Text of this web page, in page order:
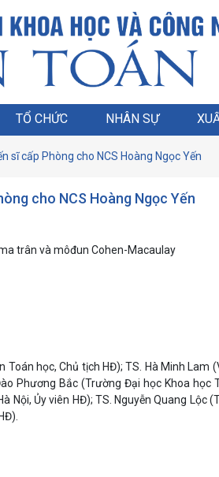
TỔ CHỨC NHÂN SỰ
sĩ cấp Phòng cho NCS Hoàng Ngọc Yến
cho NCS Hoàng Ngọc Yến
trân và môđun Cohen-Macaulay
Toán học, Chủ tịch HĐ); TS. Hà Minh
Phương Bắc (Trường Đại học Khoa học
Nội, Ủy viên HĐ); TS. Nguyễn Quang Lộc